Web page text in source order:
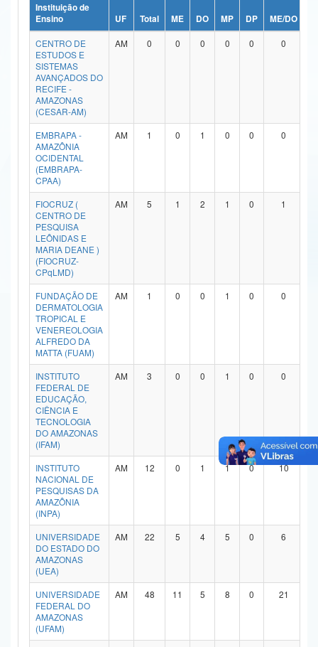
Ministério da Ciência, Tecnologia, Inovações e Comunicações
Ministério do Meio Ambiente
Ministério do Turismo
Ministério do Desenvolvimento Regional
Controladoria-Geral da União
Ministério da Mulher, da Família e dos Direitos Humanos
Secretaria-Geral
Secretaria de Governo
Gabinete de Segurança Institucional
Advocacia-Geral da União
Banco Central do Brasil
Instituição de
Ensino
UF Total ME DO MP DP ME/DO
CENTRO DE
ESTUDOS E
SISTEMAS
AVANÇADOS DO
RECIFE -
AMAZONAS
(CESAR-AM)
AM 0 0 0 0 0 0
EMBRAPA -
AMAZÔNIA
OCIDENTAL
(EMBRAPA-
CPAA)
AM 1 0 1 0 0 0
FIOCRUZ (
CENTRO DE
PESQUISA
LEÔNIDAS E
MARIA DEANE )
(FIOCRUZ-
CPqLMD)
AM 5 1 2 1 0 1
FUNDAÇÃO DE
DERMATOLOGIA
TROPICAL E
VENEREOLOGIA
ALFREDO DA
MATTA (FUAM)
AM 1 0 0 1 0 0
INSTITUTO
FEDERAL DE
EDUCAÇÃO,
CIÊNCIA E
TECNOLOGIA
DO AMAZONAS
(IFAM)
AM 3 0 0 1 0 0
INSTITUTO
NACIONAL DE
PESQUISAS DA
AMAZÔNIA
(INPA)
AM 12 0 1 1 0 10
UNIVERSIDADE
DO ESTADO DO
AMAZONAS
(UEA)
AM 22 5 4 5 0 6
UNIVERSIDADE
FEDERAL DO
AMAZONAS
(UFAM)
AM 48 11 5 8 0 21